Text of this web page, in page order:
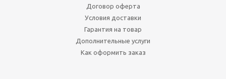
Договор оферта
Условия доставки
Гарантия на товар
Дополнительные услуги
Как оформить заказ